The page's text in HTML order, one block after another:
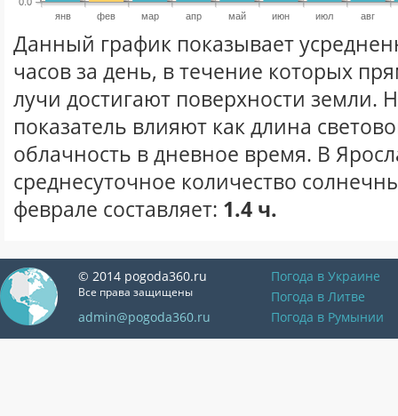
янв фев мар апр май июн июл авг
Данный график показывает
часов за день, в течение которых
лучи достигают поверхности земли.
показатель влияют как длина
облачность в дневное время. В
среднесуточное количество
феврале составляет: 1.4 ч.
© 2014 pogoda360.ru
Все права защищены
admin@pogoda360.ru
Погода в Украине
Погода в Литве
Погода в Румынии